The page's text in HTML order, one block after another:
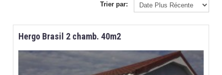
Trier par:
Hergo Brasil 2 chamb. 40m2